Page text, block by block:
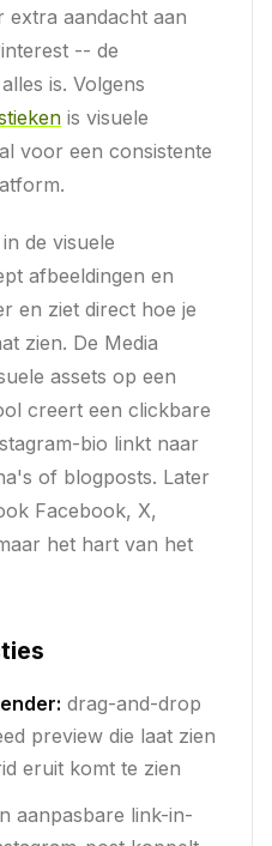
extra aandacht aan
-- de
is. Volgens
is visuele
voor een consistente
de visuele
afbeeldingen en
en ziet direct hoe je
zien. De Media
assets op een
creert een clickbare
bio linkt naar
of blogposts. Later
Facebook, X,
het hart van het
drag-and-drop
preview die laat zien
eruit komt te zien
aanpasbare link-in-